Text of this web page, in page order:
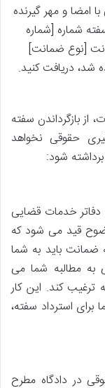
امضا و مهر گیرنده
شماره [شماره
[نوع ضمانت]
شد، دریافت کنید.
از بازگرداندن سفته
حقوقی نخواهد
شود:
دفاتر خدمات قضایی
قید می شود که
ضمانت باید به شما
به مطالبه شما می
ترغیب کند. این کار
استرداد سفته،
در دادگاه مطرح